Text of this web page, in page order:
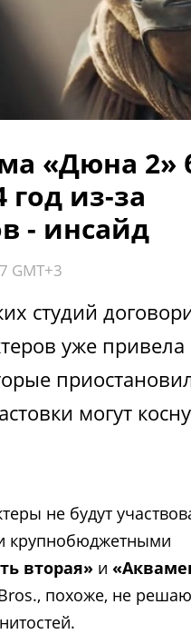
«Дюна 2»
год из-за
- инсайд
GMT+3
студий
уже привела
могут
не будут
крупнобюджетными
вторая» и
похоже, не